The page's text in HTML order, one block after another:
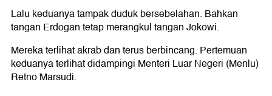
Lalu keduanya tampak duduk bersebelahan. Bahkan
tangan Erdogan tetap merangkul tangan Jokowi.
Mereka terlihat akrab dan terus berbincang. Pertemuan
keduanya terlihat didampingi Menteri Luar Negeri (Menlu)
Retno Marsudi.